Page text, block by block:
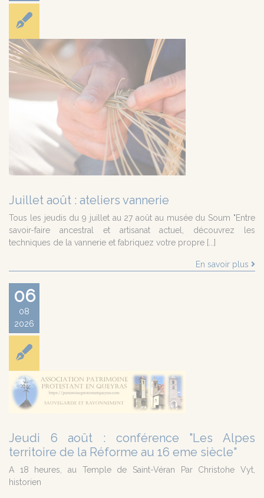
Juillet août : ateliers vannerie
Tous les jeudis du 9 juillet au 27 août au musée du Soum "Entre
savoir-faire ancestral et artisanat actuel, découvrez les
techniques de la vannerie et fabriquez votre propre [...]
En savoir plus
06
08
2026
Jeudi 6 août : conférence "Les Alpes
territoire de la Réforme au 16 eme siècle"
A 18 heures, au Temple de Saint-Véran Par Christohe Vyt,
historien